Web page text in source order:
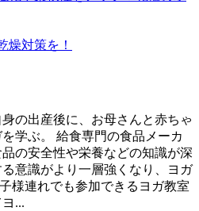
燥対策を！
の出産後に、お母さんと赤ちゃ
学ぶ。 給食専門の食品メーカ
の安全性や栄養などの知識が深
意識がより一層強くなり、ヨガ
様連れでも参加できるヨガ教室
...